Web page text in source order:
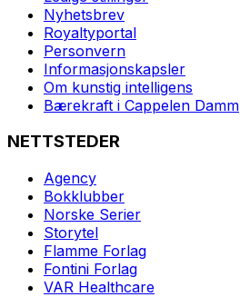
Nyhetsbrev
Royaltyportal
Personvern
Informasjonskapsler
Om kunstig intelligens
Bærekraft i Cappelen Damm
NETTSTEDER
Agency
Bokklubber
Norske Serier
Storytel
Flamme Forlag
Fontini Forlag
VAR Healthcare